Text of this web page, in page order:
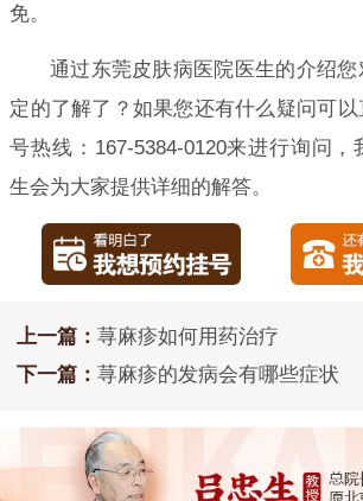
免。
通过东莞皮肤病医院医生的介绍
定的了解了？如果您还有什么疑问可
号热线：167-5384-0120来进行询问
生会为大家提供详细的解答。
上一篇： 荨麻疹如何用药治疗
下一篇： 荨麻疹的发病会有哪些症状